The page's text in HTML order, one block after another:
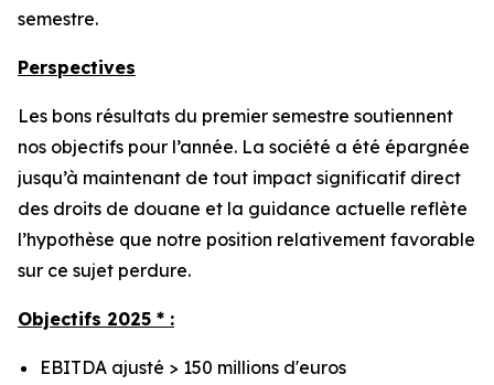
semestre.
Perspectives
Les bons résultats du premier semestre soutiennent
nos objectifs pour l’année. La société a été épargnée
jusqu’à maintenant de tout impact significatif direct
des droits de douane et la guidance actuelle reflète
l’hypothèse que notre position relativement favorable
sur ce sujet perdure.
Objectifs 2025 * :
EBITDA ajusté > 150 millions d'euros